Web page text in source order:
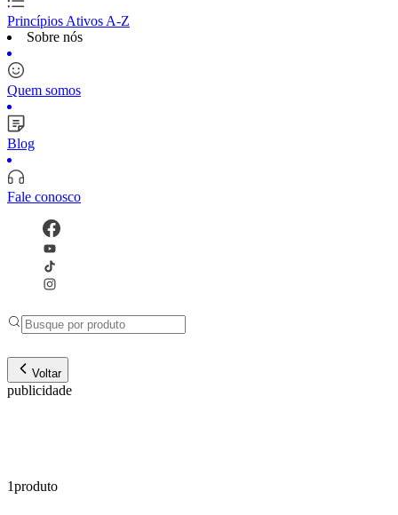
Princípios Ativos A-Z
Sobre nós
Quem somos
Blog
Fale conosco
Voltar
publicidade
1produto